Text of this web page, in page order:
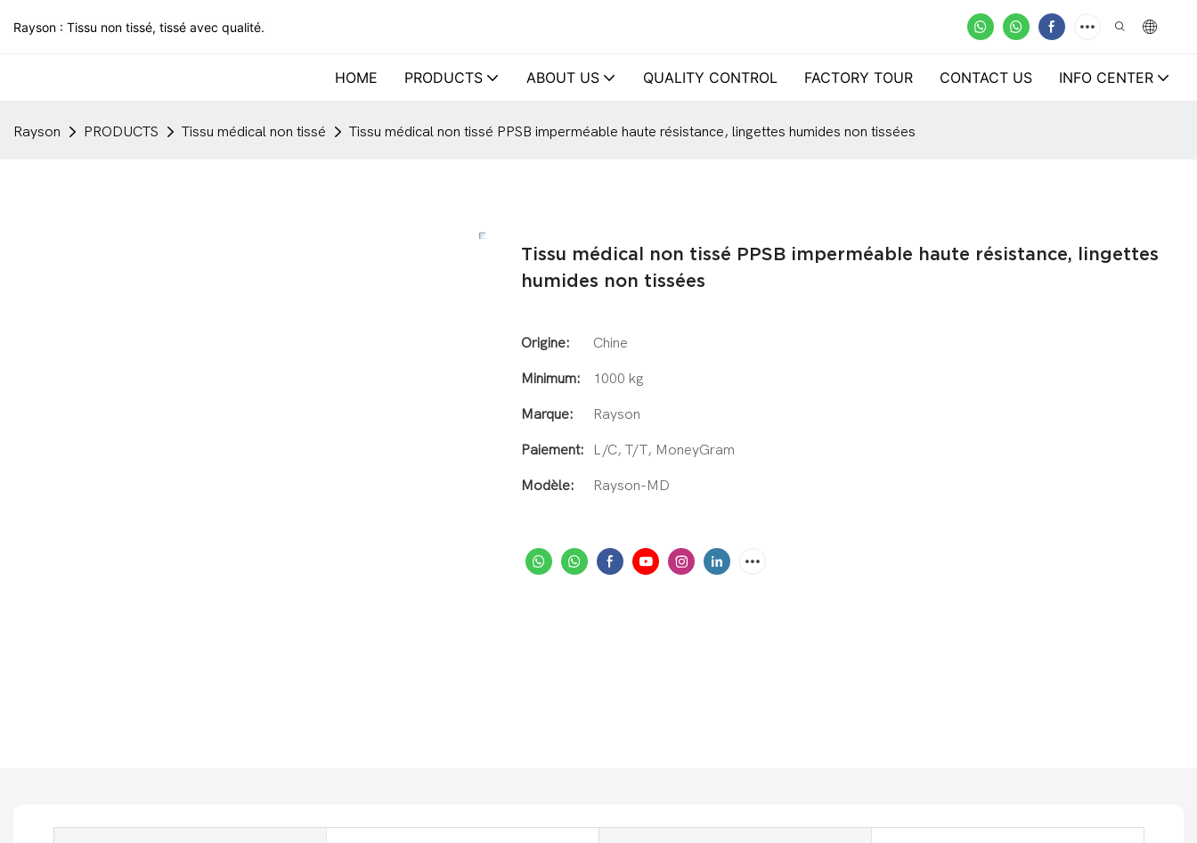
Rayson : Tissu non tissé, tissé avec qualité.
HOME PRODUCTS ABOUT US QUALITY CONTROL FACTORY TOUR CONTACT US INFO CENTER
Rayson PRODUCTS Tissu médical non tissé Tissu médical non tissé PPSB imperméable haute résistance, lingettes humides non tissées
Tissu médical non tissé PPSB imperméable haute résistance, lingettes
humides non tissées
Origine: Chine
Minimum: 1000 kg
Marque: Rayson
Paiement: L/C, T/T, MoneyGram
Modèle: Rayson-MD